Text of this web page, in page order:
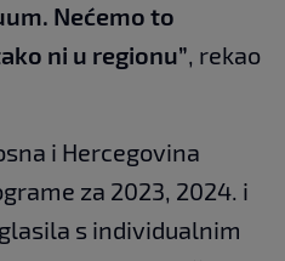
Nećemo to
ni u regionu”, rekao
i Hercegovina
za 2023, 2024. i
s individualnim